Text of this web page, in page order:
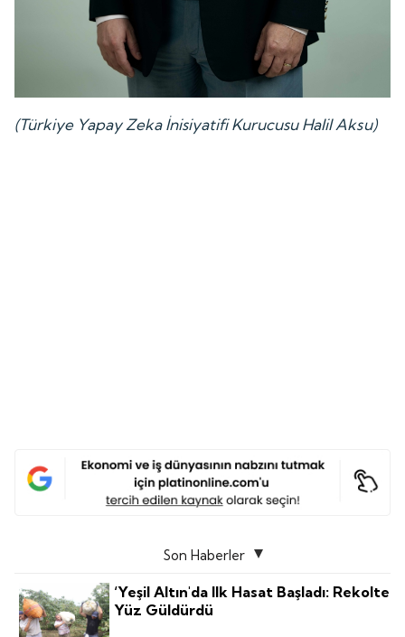
(Türkiye Yapay Zeka İnisiyatifi Kurucusu Halil Aksu)
Son Haberler
‘Yeşil Altın'da Ilk Hasat Başladı: Rekolte
Yüz Güldürdü